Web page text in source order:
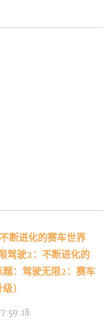
断进化的赛车世界
驾驶2：不断进化的
：驾驶无限2：赛车
级)